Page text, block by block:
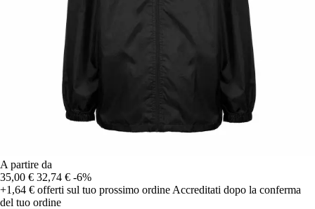
A partire da
35,00 € 32,74 € -6%
+1,64 € offerti sul tuo prossimo ordine Accreditati dopo la conferma
del tuo ordine